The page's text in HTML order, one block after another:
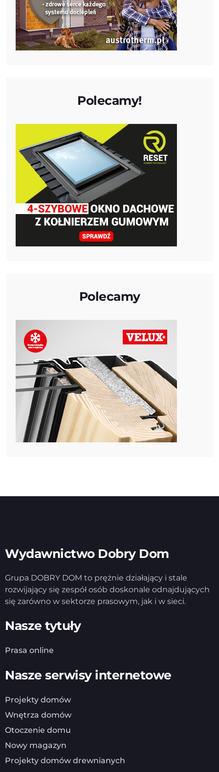
Polecamy!
Polecamy
Wydawnictwo Dobry Dom
Grupa DOBRY DOM to prężnie działający i stale
rozwijający się zespół osób doskonale odnajdujących
się zarówno w sektorze prasowym, jak i w sieci.
Nasze tytuły
Prasa online
Nasze serwisy internetowe
Projekty domów
Wnętrza domów
Otoczenie domu
Nowy magazyn
Projekty domów drewnianych